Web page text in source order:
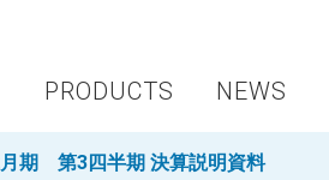
PRODUCTS
NEWS
期 第3四半期 決算説明資料